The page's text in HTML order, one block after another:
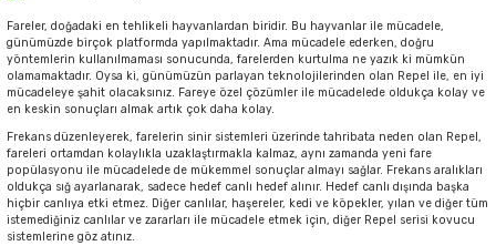
Fareler, doğadaki en tehlikeli hayvanlardan biridir. Bu hayvanlar ile mücadele,
günümüzde birçok platformda yapılmaktadır. Ama mücadele ederken, doğru
yöntemlerin kullanılmaması sonucunda, farelerden kurtulma ne yazık ki mümkün
olamamaktadır. Oysa ki, günümüzün parlayan teknolojilerinden olan Repel ile, en iyi
mücadeleye şahit olacaksınız. Fareye özel çözümler ile mücadelede oldukça kolay ve
en keskin sonuçları almak artık çok daha kolay.
Frekans düzenleyerek, farelerin sinir sistemleri üzerinde tahribata neden olan Repel,
fareleri ortamdan kolaylıkla uzaklaştırmakla kalmaz, aynı zamanda yeni fare
popülasyonu ile mücadelede de mükemmel sonuçlar almayı sağlar. Frekans aralıkları
oldukça sığ ayarlanarak, sadece hedef canlı hedef alınır. Hedef canlı dışında başka
hiçbir canlıya etki etmez. Diğer canlılar, haşereler, kedi ve köpekler, yılan ve diğer tüm
istemediğiniz canlılar ve zararları ile mücadele etmek için, diğer Repel serisi kovucu
sistemlerine göz atınız.